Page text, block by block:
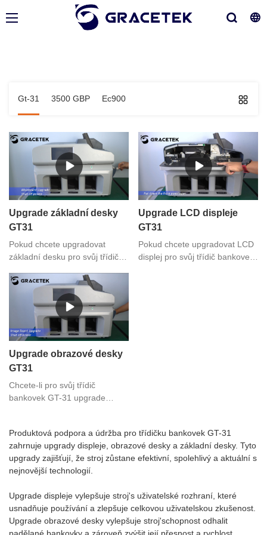
Gt-31 3500 GBP Ec900
Produktová podpora a údržba pro třídičku bankovek GT-31
zahrnuje upgrady displeje, obrazové desky a základní desky. Tyto
upgrady zajišťují, že stroj zůstane efektivní, spolehlivý a aktuální s
nejnovější technologií.
Upgrade displeje vylepšuje stroj's uživatelské rozhraní, které
usnadňuje používání a zlepšuje celkovou uživatelskou zkušenost.
Upgrade obrazové desky vylepšuje stroj'schopnost odhalit
Upgrade základní desky
GT31
Pokud chcete upgradovat
základní desku pro svůj třídič
na toto video.Máte-li jakékoli
dotazy ohledně třídičky
bankovek nebo jiných strojů na
počítání peněz, kontaktujte nás
pro další komunikaci.
Upgrade LCD displeje
GT31
Pokud chcete upgradovat LCD
displej pro svůj třídič bankovek
Upgrade obrazové desky
GT31
Chcete-li pro svůj třídič
bankovek GT-31 upgrade
video.Máte-li jakékoli dotazy
ohledně třídičky bankovek nebo
jiných strojů na počítání peněz,
kontaktujte nás pro další